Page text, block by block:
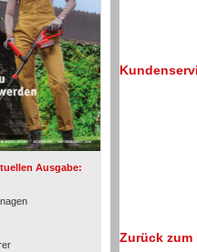
Ausgabe:
Zurück zum